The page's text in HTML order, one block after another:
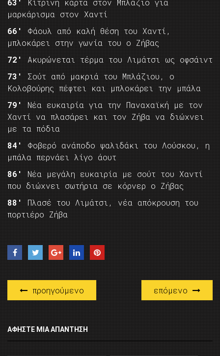
63′
Κίτρινη κάρτα στον Μπλάζιο για
μαρκάρισμα στον Χαντί
66′
Φάουλ από καλή θέση του Χαντί,
μπλοκάρει στην γωνία του ο Ζήβας
72′
Ακυρώνεται τέρμα του Λιμάτσι ως οφσάιντ
73′ Σούτ από μακριά του Μπλάζιου, ο
Κολοβούρης πέφτει και μπλοκάρει την μπάλα
79′ Νέα ευκαιρία για την Παναχαϊκή με τον
Χαντί να πλασάρει και τον Ζήβα να διώχνει
με τα πόδια
84′
Φοβερό ανάποδο ψαλιδάκι του Λούσκου, η
μπάλα περνάει λίγο άουτ
86′
Νέα μεγάλη ευκαιρία με σούτ του Χαντί
που διώχνει σωτήρια σε κόρνερ ο Ζήβας
88′
Πλασέ του Λιμάτσι, νέα απόκρουση του
πορτιέρο Ζήβα
προηγούμενο επόμενο
ΑΦΉΣΤΕ ΜΙΑ ΑΠΆΝΤΗΣΗ